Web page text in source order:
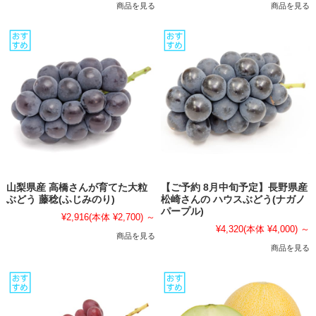
商品を見る 商品を見る
山梨県産 高橋さんが育てた大粒
ぶどう 藤稔(ふじみのり)
¥2,916(本体 ¥2,700) ～
商品を見る
【ご予約 8月中旬予定】長野県産
松崎さんの ハウスぶどう(ナガノ
パープル)
¥4,320(本体 ¥4,000) ～
商品を見る